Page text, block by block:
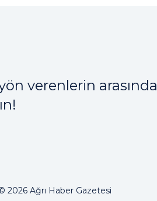
verenlerin arasında
2026 Ağrı Haber Gazetesi